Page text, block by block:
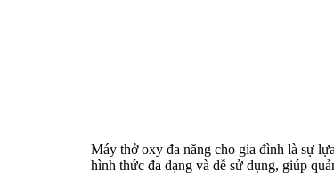
Máy thở oxy đa năng cho gia đình là sự
hình thức đa dạng và dễ sử dụng, giúp